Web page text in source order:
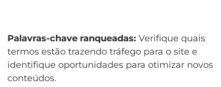
Palavras-chave ranqueadas: Verifique quais
termos estão trazendo tráfego para o site e
identifique oportunidades para otimizar novos
conteúdos.